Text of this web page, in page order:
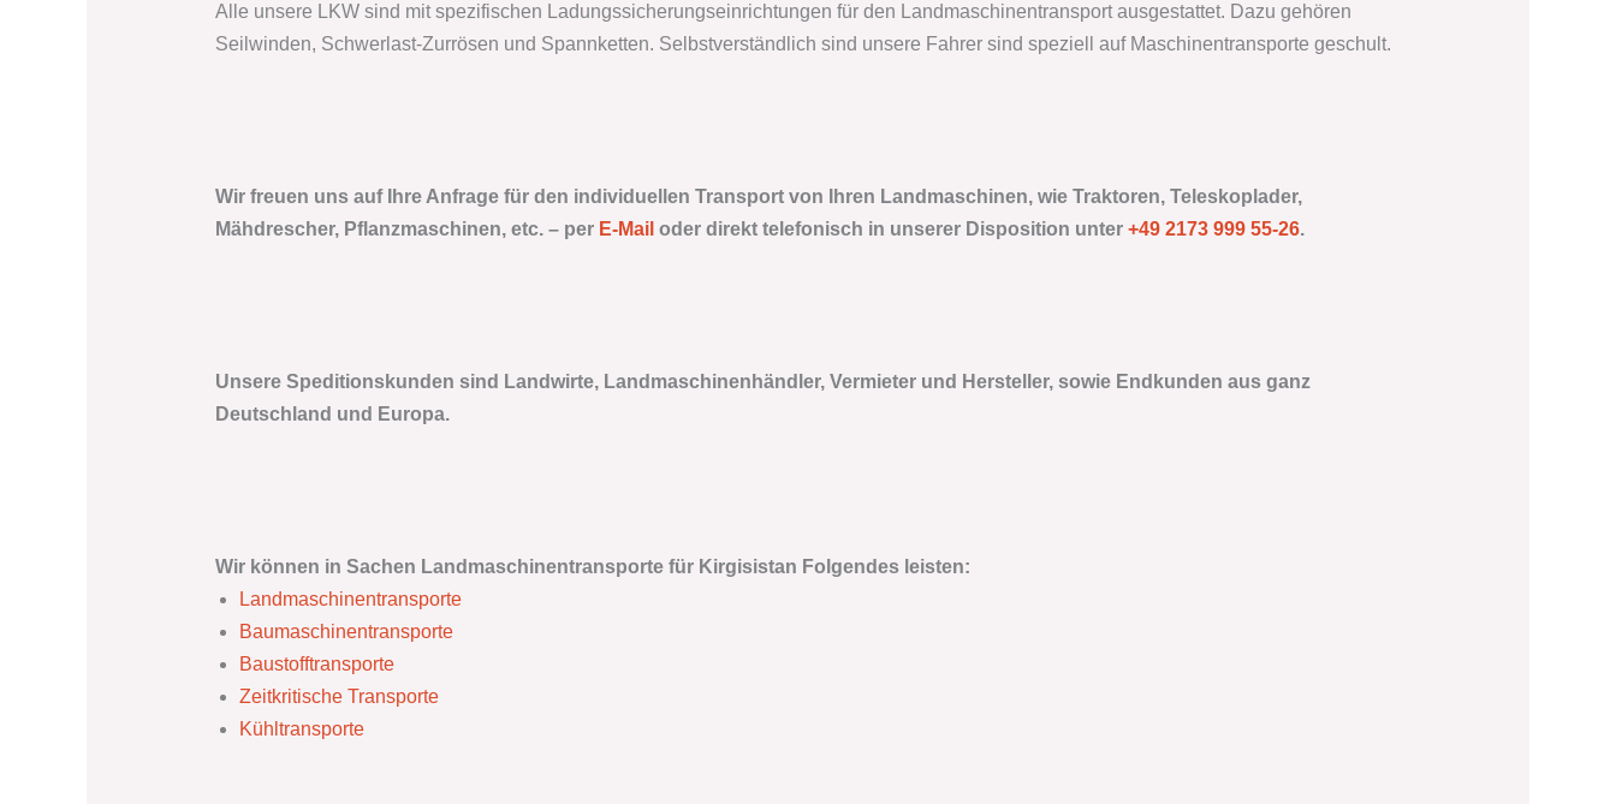
Alle unsere LKW sind mit spezifischen Ladungssicherungseinrichtungen für den Landmaschinentransport ausgestattet. Dazu gehören
Seilwinden, Schwerlast-Zurrösen und Spannketten. Selbstverständlich sind unsere Fahrer sind speziell auf Maschinentransporte geschult.
Wir freuen uns auf Ihre Anfrage für den individuellen Transport von Ihren Landmaschinen, wie Traktoren, Teleskoplader,
Mähdrescher, Pflanzmaschinen, etc. – per E-Mail oder direkt telefonisch in unserer Disposition unter +49 2173 999 55-26.
Unsere Speditionskunden sind Landwirte, Landmaschinenhändler, Vermieter und Hersteller, sowie Endkunden aus ganz
Deutschland und Europa.
Wir können in Sachen Landmaschinentransporte für Kirgisistan Folgendes leisten:
Landmaschinentransporte
Baumaschinentransporte
Baustofftransporte
Zeitkritische Transporte
Kühltransporte